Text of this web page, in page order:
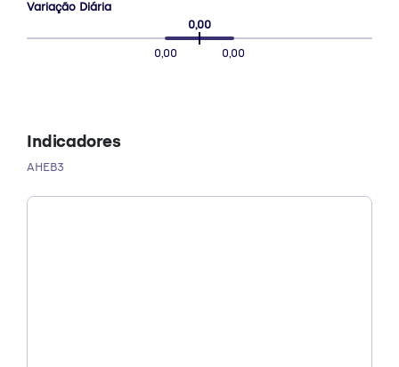
Variação Diária
0,00
0,00
0,00
Indicadores
AHEB3